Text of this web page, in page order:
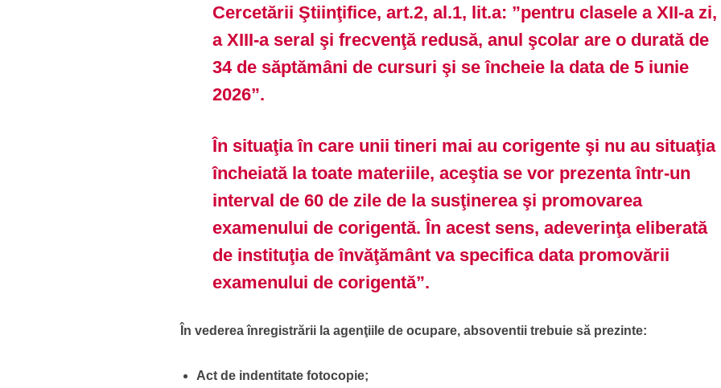
Cercetării Ştiinţifice, art.2, al.1, lit.a: ”pentru clasele a XII-a zi,
a XIII-a seral şi frecvenţă redusă, anul şcolar are o durată de
34 de săptămâni de cursuri şi se încheie la data de 5 iunie
2026”.
În situaţia în care unii tineri mai au corigente şi nu au situaţia
încheiată la toate materiile, aceştia se vor prezenta într-un
interval de 60 de zile de la susţinerea şi promovarea
examenului de corigentă. În acest sens, adeverinţa eliberată
de instituţia de învăţământ va specifica data promovării
examenului de corigentă”.
În vederea înregistrării la agenţiile de ocupare, absoventii trebuie să prezinte:
Act de indentitate fotocopie;